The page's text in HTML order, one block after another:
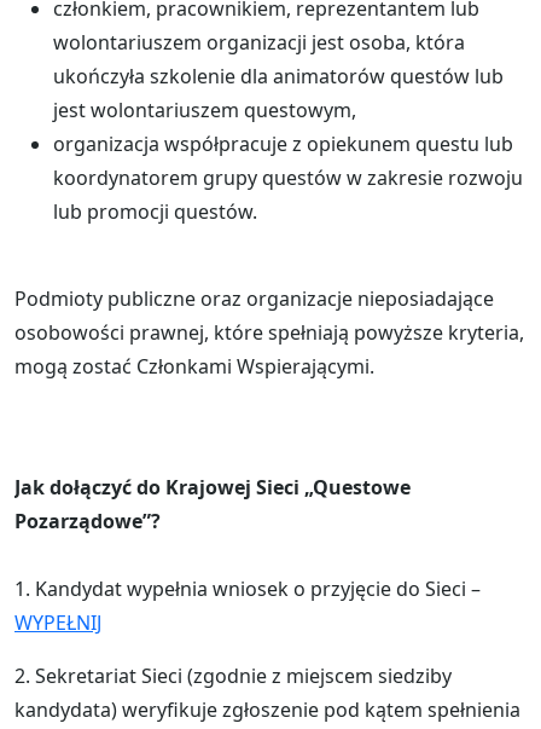
członkiem, pracownikiem, reprezentantem lub
wolontariuszem organizacji jest osoba, która
ukończyła szkolenie dla animatorów questów lub
jest wolontariuszem questowym,
organizacja współpracuje z opiekunem questu lub
koordynatorem grupy questów w zakresie rozwoju
lub promocji questów.
Podmioty publiczne oraz organizacje nieposiadające
osobowości prawnej, które spełniają powyższe kryteria,
mogą zostać Członkami Wspierającymi.
Jak dołączyć do Krajowej Sieci „Questowe
Pozarządowe”?
1. Kandydat wypełnia wniosek o przyjęcie do Sieci –
WYPEŁNIJ
2. Sekretariat Sieci (zgodnie z miejscem siedziby
kandydata) weryfikuje zgłoszenie pod kątem spełnienia